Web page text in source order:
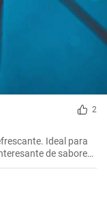
2
Ideal para
de sabores
de bebidas
puede sorprender